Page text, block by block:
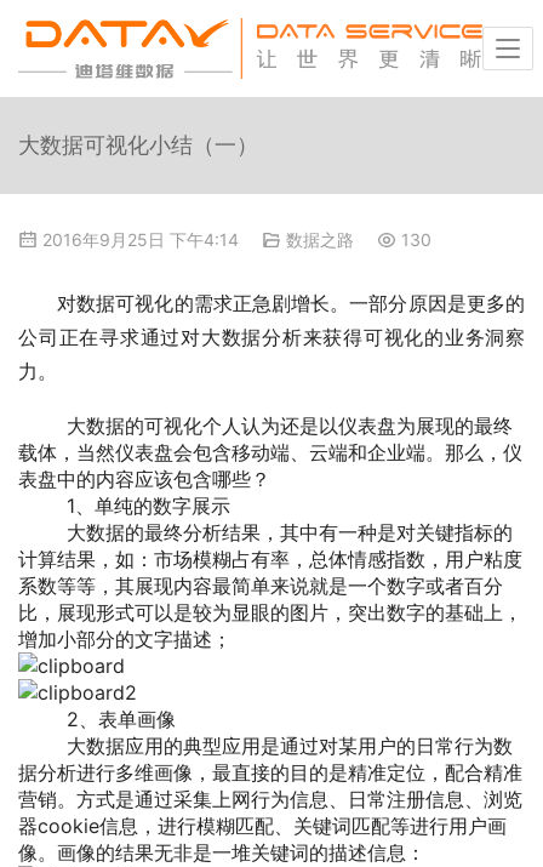
大数据可视化小结（一）
2016年9月25日 下午4:14 数据之路 130
对数据可视化的需求正急剧增长。一部分原因是更多的
公司正在寻求通过对大数据分析来获得可视化的业务洞察
力。
大数据的可视化个人认为还是以仪表盘为展现的最终
载体，当然仪表盘会包含移动端、云端和企业端。那么，仪
表盘中的内容应该包含哪些？
1、单纯的数字展示
大数据的最终分析结果，其中有一种是对关键指标的
计算结果，如：市场模糊占有率，总体情感指数，用户粘度
系数等等，其展现内容最简单来说就是一个数字或者百分
比，展现形式可以是较为显眼的图片，突出数字的基础上，
增加小部分的文字描述；
2、表单画像
大数据应用的典型应用是通过对某用户的日常行为数
据分析进行多维画像，最直接的目的是精准定位，配合精准
营销。方式是通过采集上网行为信息、日常注册信息、浏览
器cookie信息，进行模糊匹配、关键词匹配等进行用户画
像。画像的结果无非是一堆关键词的描述信息：